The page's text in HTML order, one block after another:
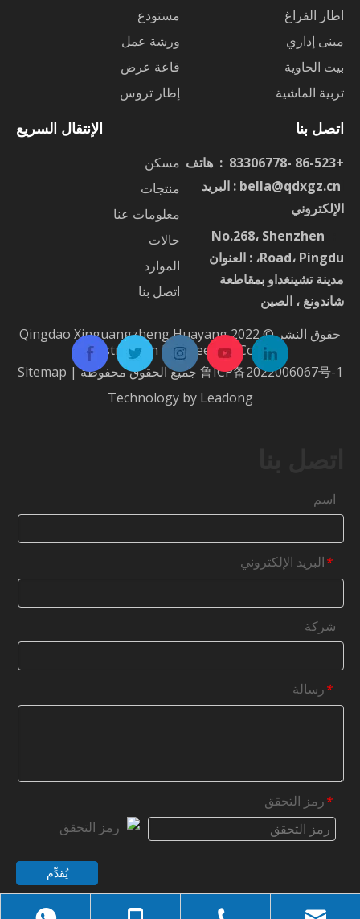
مستودع
ورشة عمل
قاعة عرض
إطار تروس
اطار الفراغ
مبنى إداري
بيت الحاوية
تربية الماشية
الإنتقال السريع
مسكن
منتجات
معلومات عنا
حالات
الموارد
اتصل بنا
اتصل بنا
+86-523 -83306778 : هاتف
bella@qdxgz.cn : البريد
الإلكتروني
No.268، Shenzhen
Road، Pingdu، : العنوان
مدينة تشينغداو بمقاطعة
شاندونغ ، الصين
حقوق النشر © 2022 Qingdao Xinguangzheng Huayang
Construction Engineering Co.، Ltd.
鲁ICP备2022006067号-1 جميع الحقوق محفوظة | Sitemap
Technology by Leadong
اسم
*البريد الإلكتروني
شركة
*رسالة
*رمز التحقق
يُقدِّم